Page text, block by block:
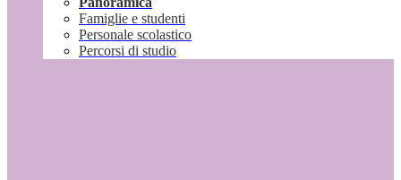
Famiglie e studenti
Personale scolastico
Percorsi di studio